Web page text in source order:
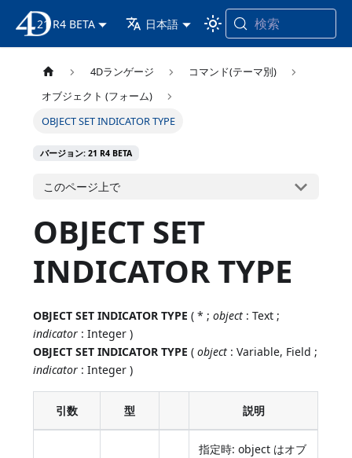
4D ドキュメンテーション
21 R4 BETA 日本語 検索
4Dランゲージ
コマンド(テーマ別)
オブジェクト (フォーム)
OBJECT SET INDICATOR TYPE
バージョン: 21 R4 BETA
このページ上で
OBJECT SET
INDICATOR TYPE
OBJECT SET INDICATOR TYPE ( * ;object : Text ;
indicator : Integer )
OBJECT SET INDICATOR TYPE (object : Variable, Field ;
indicator : Integer )
引数 型 説明
指定時: object はオブ